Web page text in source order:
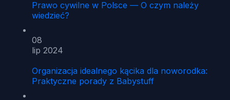
Prawo cywilne w Polsce — O czym należy
wiedzieć?
08
lip 2024
Organizacja idealnego kącika dla noworodka:
Praktyczne porady z Babystuff